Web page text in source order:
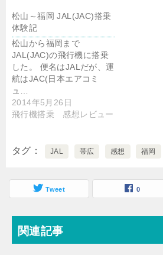
松山～福岡 JAL(JAC)搭乗
体験記
松山から福岡まで
JAL(JAC)の飛行機に搭乗
した。 便名はJALだが、運
航はJAC(日本エアコミ
ュ…
2014年5月26日
飛行機搭乗 感想レビュー
タグ JAL 帯広 感想 福岡
Tweet 0
関連記事